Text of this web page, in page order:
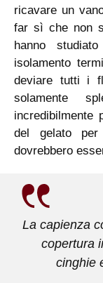
ricavare un
far sì che non
hanno
isolamento
deviare tutti i
solamente
incredibilmente
del gelato
dovrebbero
La capienza
copertura
cinghie